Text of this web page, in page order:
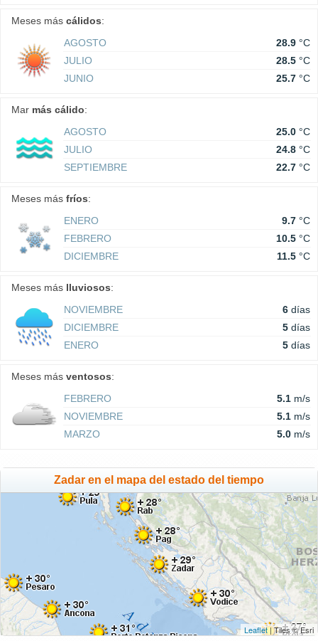
Meses más cálidos:
AGOSTO
28.9 °C
JULIO
28.5 °C
JUNIO
25.7 °C
Mar más cálido:
AGOSTO
25.0 °C
JULIO
24.8 °C
SEPTIEMBRE
22.7 °C
Meses más fríos:
ENERO
9.7 °C
FEBRERO
10.5 °C
DICIEMBRE
11.5 °C
Meses más lluviosos:
NOVIEMBRE
6 días
DICIEMBRE
5 días
ENERO
5 días
Meses más ventosos:
FEBRERO
5.1 m/s
NOVIEMBRE
5.1 m/s
MARZO
5.0 m/s
Zadar en el mapa del estado del tiempo
Leaflet| Tiles © Esri